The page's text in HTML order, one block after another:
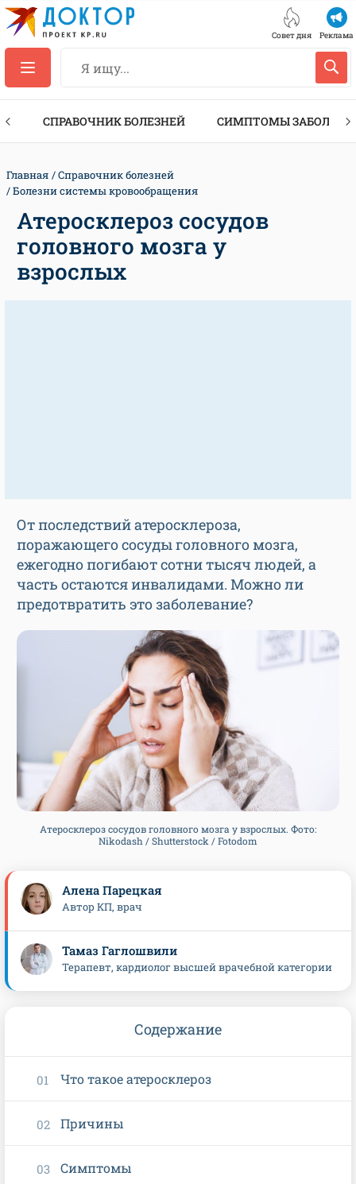
Совет дня Реклама
СПРАВОЧНИК БОЛЕЗНЕЙ СИМПТОМЫ
Главная
Справочник болезней
Болезни системы кровообращения
Атеросклероз сосудов
головного мозга у
взрослых
От последствий атеросклероза,
поражающего сосуды головного мозга,
ежегодно погибают сотни тысяч людей, а
часть остаются инвалидами. Можно ли
предотвратить это заболевание?
Атеросклероз сосудов головного мозга у взрослых. Фото:
Nikodash / Shutterstock / Fotodom
Алена Парецкая
Автор КП, врач
Тамаз Гаглошвили
Терапевт, кардиолог высшей врачебной категории
Содержание
Что такое атеросклероз
Причины
Симптомы